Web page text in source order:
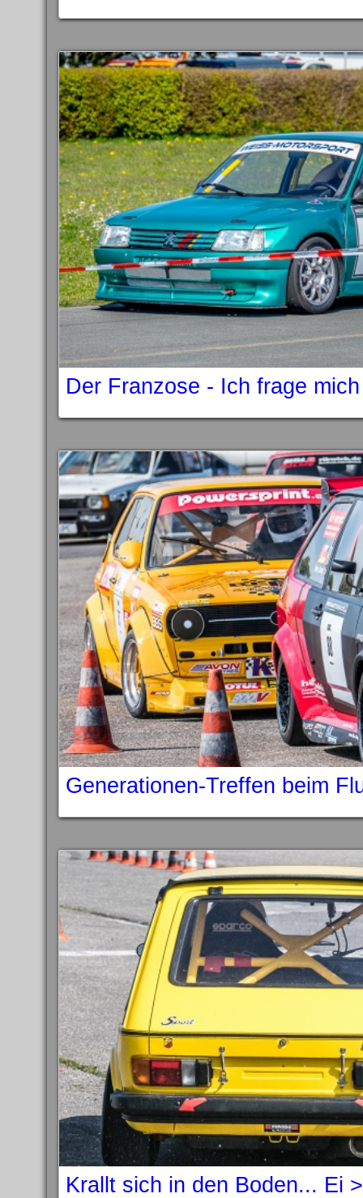
Der Franzose - Ich frage
Generationen-Treffen beim
Krallt sich in den Boden... Ei